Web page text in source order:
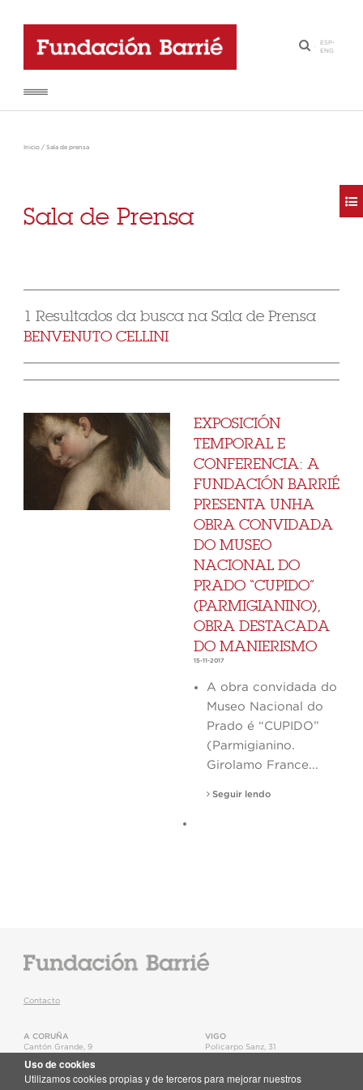
·
ESP-
ENG
Inicio / Sala de prensa
Sala de Prensa
1 Resultados da busca na Sala de Prensa
BENVENUTO CELLINI
EXPOSICIÓN
TEMPORAL E
CONFERENCIA: A
FUNDACIÓN BARRIÉ
PRESENTA UNHA
OBRA CONVIDADA
DO MUSEO
NACIONAL DO
PRADO “CUPIDO”
(PARMIGIANINO),
OBRA DESTACADA
DO MANIERISMO
15-11-2017
A obra convidada do
Museo Nacional do
Prado é “CUPIDO”
(Parmigianino.
Girolamo France...
Seguir lendo
Contacto
A CORUÑA
Cantón Grande, 9
T.+34 981 22 15 25
Mapa
VIGO
Policarpo Sanz, 31
Mapa
Uso de cookies
Utilizamos cookies propias y de terceros para mejorar nuestros